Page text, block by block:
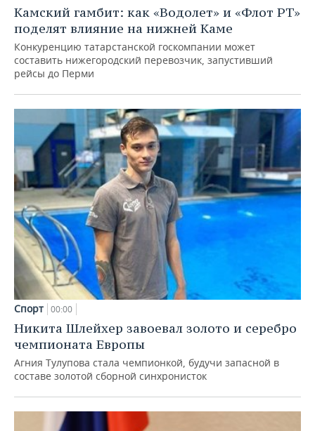
Камский гамбит: как «Водолет» и «Флот РТ»
поделят влияние на нижней Каме
Конкуренцию татарстанской госкомпании может
составить нижегородский перевозчик, запустивший
рейсы до Перми
Спорт 00:00
Никита Шлейхер завоевал золото и серебро
чемпионата Европы
Агния Тулупова стала чемпионкой, будучи запасной в
составе золотой сборной синхронисток